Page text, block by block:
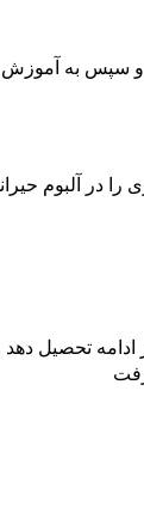
به
حضور داشت، در سال